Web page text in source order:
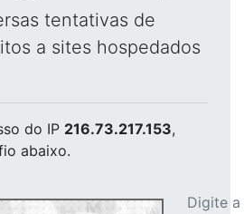
tentativas de
a sites hospedados
do IP 216.73.217.153,
abaixo.
Digite